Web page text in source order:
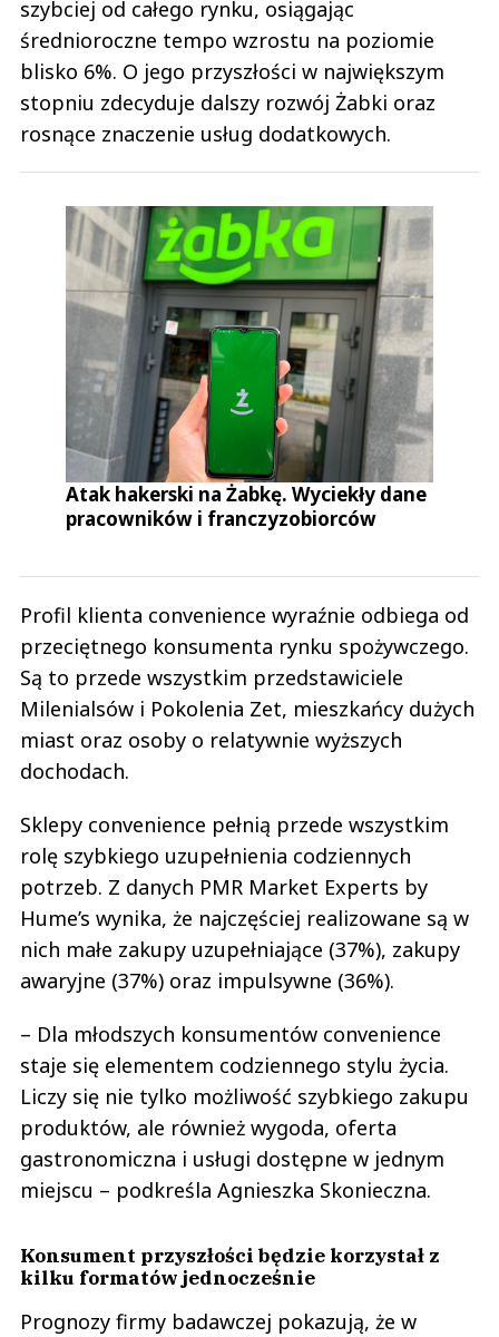
szybciej od całego rynku, osiągając
średnioroczne tempo wzrostu na poziomie
blisko 6%. O jego przyszłości w największym
stopniu zdecyduje dalszy rozwój Żabki oraz
rosnące znaczenie usług dodatkowych.
Atak hakerski na Żabkę. Wyciekły dane
pracowników i franczyzobiorców
Profil klienta convenience wyraźnie odbiega od
przeciętnego konsumenta rynku spożywczego.
Są to przede wszystkim przedstawiciele
Milenialsów i Pokolenia Zet, mieszkańcy dużych
miast oraz osoby o relatywnie wyższych
dochodach.
Sklepy convenience pełnią przede wszystkim
rolę szybkiego uzupełnienia codziennych
potrzeb. Z danych PMR Market Experts by
Hume’s wynika, że najczęściej realizowane są w
nich małe zakupy uzupełniające (37%), zakupy
awaryjne (37%) oraz impulsywne (36%).
– Dla młodszych konsumentów convenience
staje się elementem codziennego stylu życia.
Liczy się nie tylko możliwość szybkiego zakupu
produktów, ale również wygoda, oferta
gastronomiczna i usługi dostępne w jednym
miejscu – podkreśla Agnieszka Skonieczna.
Konsument przyszłości będzie korzystał z
kilku formatów jednocześnie
Prognozy firmy badawczej pokazują, że w